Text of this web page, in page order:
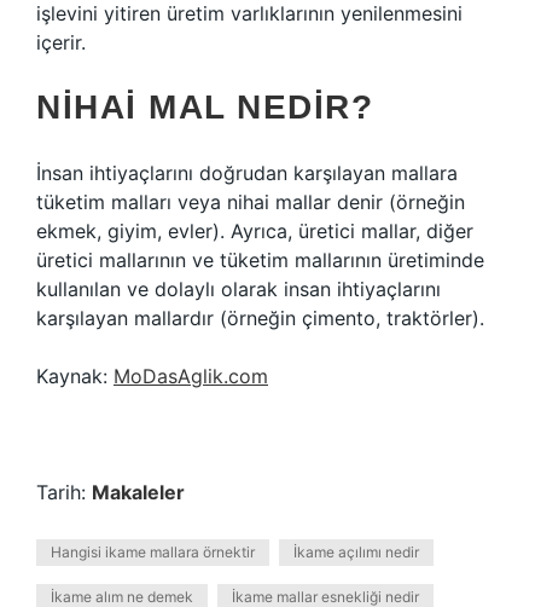
işlevini yitiren üretim varlıklarının yenilenmesini
içerir.
NIHAI MAL NEDIR?
İnsan ihtiyaçlarını doğrudan karşılayan mallara
tüketim malları veya nihai mallar denir (örneğin
ekmek, giyim, evler). Ayrıca, üretici mallar, diğer
üretici mallarının ve tüketim mallarının üretiminde
kullanılan ve dolaylı olarak insan ihtiyaçlarını
karşılayan mallardır (örneğin çimento, traktörler).
Kaynak: MoDasAglik.com
Tarih: Makaleler
Hangisi ikame mallara örnektir İkame açılımı nedir
İkame alım ne demek İkame mallar esnekliği nedir